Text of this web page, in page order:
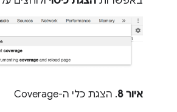
איור 8
. הצגת כלי ה-Coverage